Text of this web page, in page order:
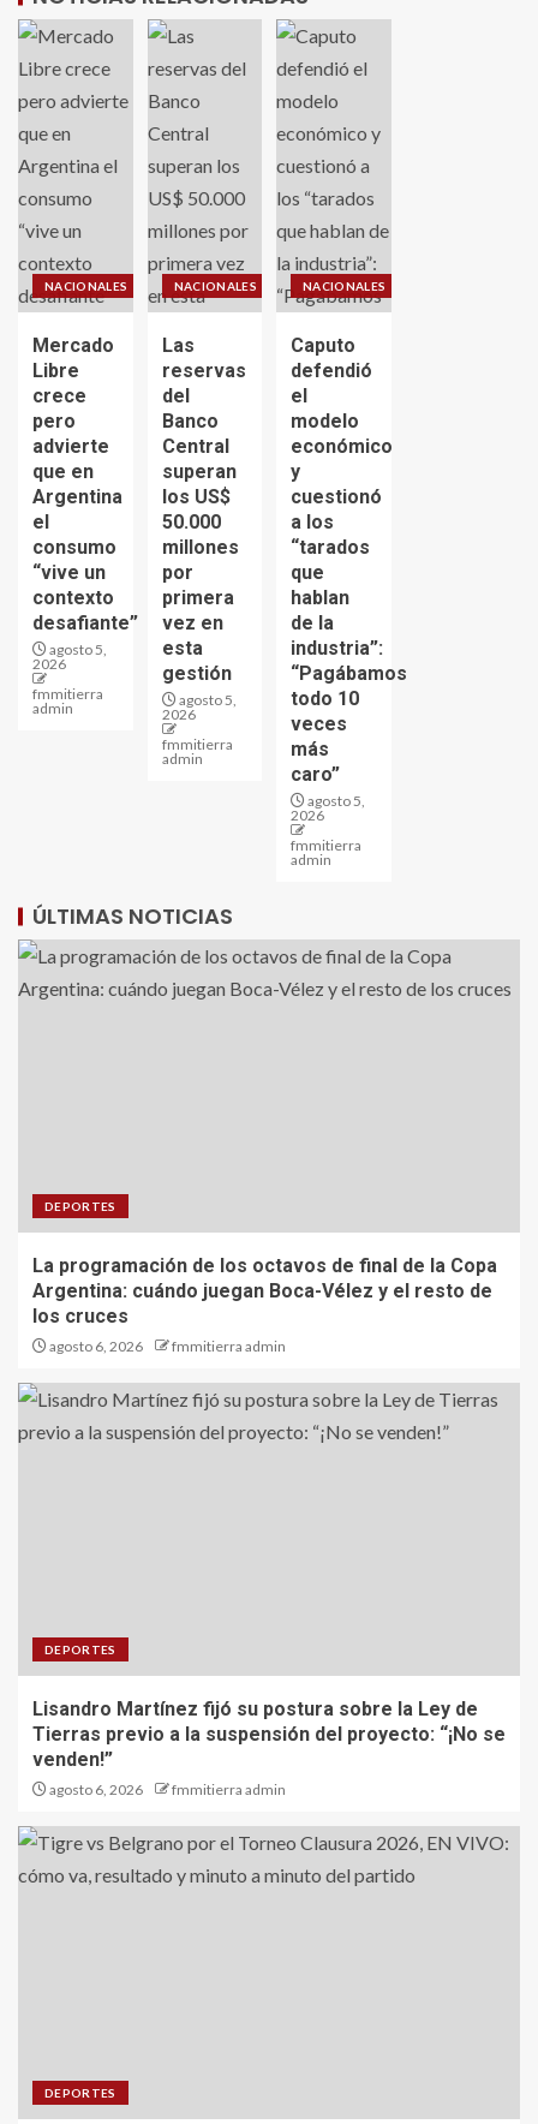
NACIONALES
Mercado
Libre
crece
pero
advierte
que en
Argentina
el
consumo
“vive un
contexto
desafiante”
agosto 5,
2026
fmmitierra
admin
NACIONALES
Las
reservas
del
Banco
Central
superan
los US$
50.000
millones
por
primera
vez en
esta
gestión
agosto 5,
2026
fmmitierra
admin
NACIONALES
Caputo
defendió
el
modelo
económico
y
cuestionó
a los
“tarados
que
hablan
de la
industria”:
“Pagábamos
todo 10
veces
más
caro”
agosto 5,
2026
fmmitierra
admin
ÚLTIMAS NOTICIAS
DEPORTES
La programación de los octavos de final de la Copa
Argentina: cuándo juegan Boca-Vélez y el resto de
los cruces
agosto 6, 2026 fmmitierra admin
DEPORTES
Lisandro Martínez fijó su postura sobre la Ley de
Tierras previo a la suspensión del proyecto: “¡No se
venden!”
agosto 6, 2026 fmmitierra admin
DEPORTES